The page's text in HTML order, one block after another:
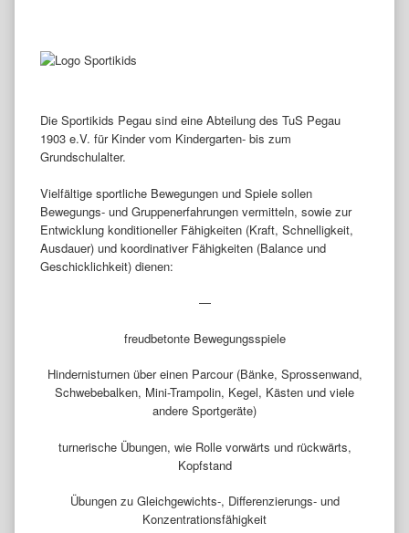
Die Sportikids Pegau sind eine Abteilung des TuS Pegau
1903 e.V. für Kinder vom Kindergarten- bis zum
Grundschulalter.
Vielfältige sportliche Bewegungen und Spiele sollen
Bewegungs- und Gruppenerfahrungen vermitteln, sowie zur
Entwicklung konditioneller Fähigkeiten (Kraft, Schnelligkeit,
Ausdauer) und koordinativer Fähigkeiten (Balance und
Geschicklichkeit) dienen:
—
freudbetonte Bewegungsspiele
Hindernisturnen über einen Parcour (Bänke, Sprossenwand,
Schwebebalken, Mini-Trampolin, Kegel, Kästen und viele
andere Sportgeräte)
turnerische Übungen, wie Rolle vorwärts und rückwärts,
Kopfstand
Übungen zu Gleichgewichts-, Differenzierungs- und
Konzentrationsfähigkeit